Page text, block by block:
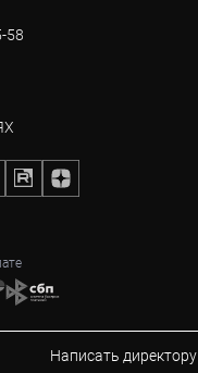
58
Написать директору